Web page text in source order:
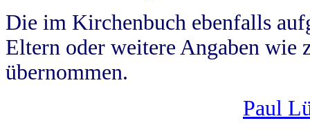
Die im Kirchenbuch ebenfalls
Eltern oder weitere Angaben wie
übernommen.
Paul